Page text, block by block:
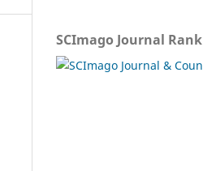
SCImago Journal Rank